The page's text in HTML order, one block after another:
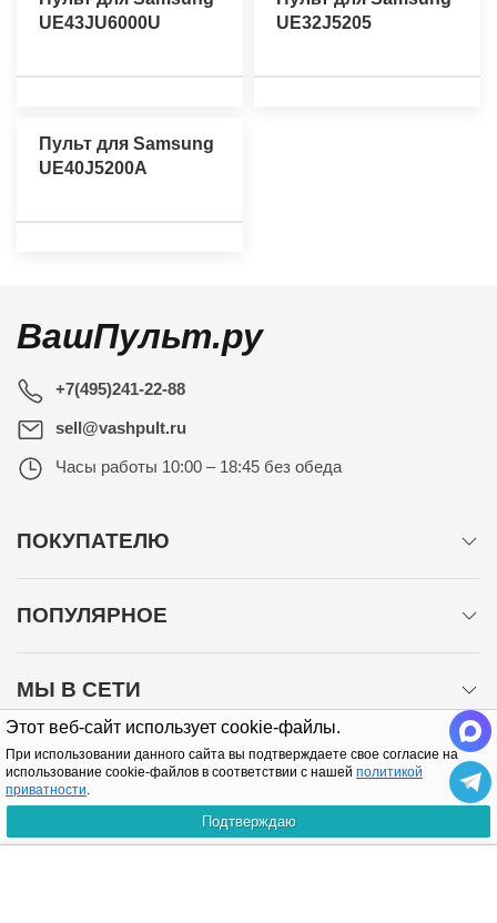
Этот веб-сайт использует cookie-файлы.
При использовании данного сайта вы подтверждаете свое согласие на
использование cookie-файлов в соответствии с нашей политикой
приватности.
Подтверждаю
UE43JU6000U
UE32J5205
Пульт для Samsung
UE40J5200A
ВашПульт.ру
+7(495)241-22-88
sell@vashpult.ru
Часы работы 10:00 – 18:45 без обеда
ПОКУПАТЕЛЮ
ПОПУЛЯРНОЕ
МЫ В СЕТИ